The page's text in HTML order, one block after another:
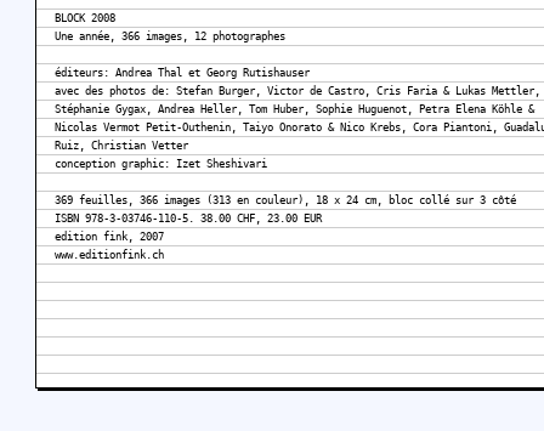
BLOCK 2008
Une année, 366 images, 12 photographes
éditeurs: Andrea Thal et Georg Rutishauser
avec des photos de: Stefan Burger, Victor de Castro, Cris Faria & Lukas Mettler,
Stéphanie Gygax, Andrea Heller, Tom Huber, Sophie Huguenot, Petra Elena Köhle &
Nicolas Vermot Petit-Outhenin, Taiyo Onorato & Nico Krebs, Cora Piantoni,
Ruiz, Christian Vetter
conception graphic: Izet Sheshivari
369 feuilles, 366 images (313 en couleur), 18 x 24 cm, bloc collé sur 3 côté
ISBN 978-3-03746-110-5. 38.00 CHF, 23.00 EUR
edition fink, 2007
www.editionfink.ch